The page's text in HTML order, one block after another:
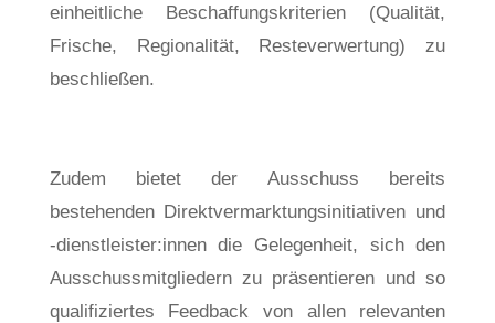
einheitliche Beschaffungskriterien (Qualität,
Frische, Regionalität, Resteverwertung) zu
beschließen.
Zudem bietet der Ausschuss bereits
bestehenden Direktvermarktungsinitiativen und
-dienstleister:innen die Gelegenheit, sich den
Ausschussmitgliedern zu präsentieren und so
qualifiziertes Feedback von allen relevanten